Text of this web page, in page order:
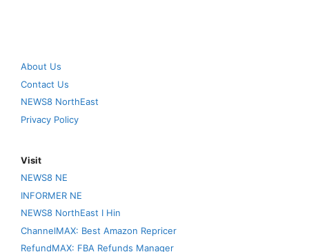
About Us
Contact Us
NEWS8 NorthEast
Privacy Policy
Visit
NEWS8 NE
INFORMER NE
NEWS8 NorthEast I Hin
ChannelMAX: Best Amazon Repricer
RefundMAX: FBA Refunds Manager